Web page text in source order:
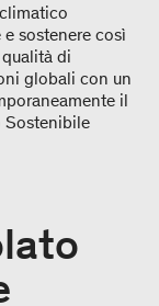
sostenere così
di
globali con un
il
Sostenibile